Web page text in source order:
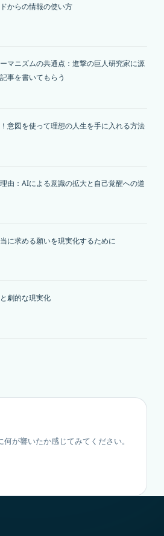
からの情報の使い方
マニズムの共通点：進撃の巨人研究家に源
事を書いてもらう
意図を使って理想の人生を手に入れる方法
由：AIによる意識の拡大と自己覚醒への道
に求める願いを現実化するために
劇的な現実化
が響いたか感じてみてください。